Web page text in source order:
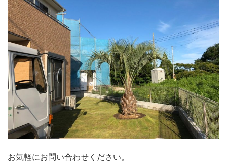
お気軽にお問い合わせください。